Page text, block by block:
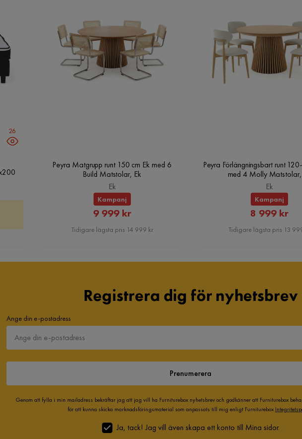
26
Peyra Matgrupp runt 150 cm Ek med 6
Build Matstolar, Ek
Ek
Kampanj
Rabatterat
Pris
9 999 kr
Tidigare lägsta pris 14 999 kr
Peyra Förlängningsbart runt
med 4 Molly Matstolar,
Ek
Kampanj
Pris
8 999 kr
Tidigare lägsta pris 13
Registrera dig för nyhetsbrev
Ange din e-postadress
Prenumerera
Genom att fylla i min mailadress bekräftar jag att jag vill ha Furniturebox nyhetsbrev och godkänner att Furniturebox
för att kunna skicka marknadsföringsmaterial som anpassats till mig enligt Furniturebox
Ja, tack! Jag vill även skapa ett konto till Mina sidor.